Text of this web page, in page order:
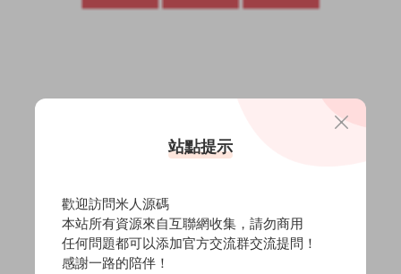
站點提示
歡迎訪問米人源碼
本站所有資源來自互聯網收集，請勿商用
任何問題都可以添加官方交流群交流提問！
感謝一路的陪伴！